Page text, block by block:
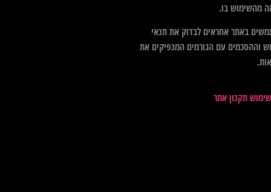
מהשימוש בו.
באתר אחראים לבדוק את תנאי
וההסכמים עם הגורמים המנפיקים את
תקנון אתר